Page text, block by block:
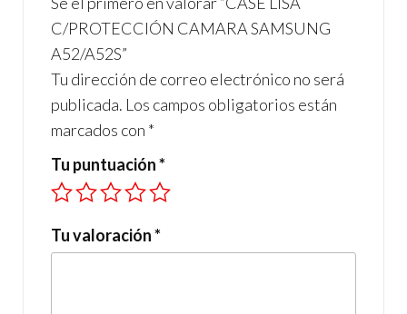
k
p
C/PROTECCIÓN CAMARA SAMSUNG
A52/A52S”
Tu dirección de correo electrónico no será
publicada. Los campos obligatorios están
marcados con *
Tu puntuación*
Tu valoración*